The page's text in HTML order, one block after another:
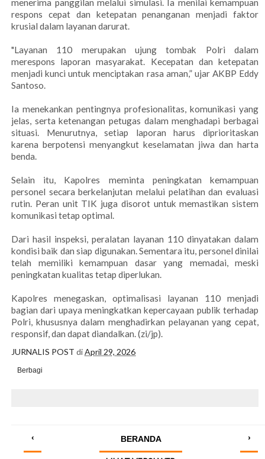
menerima panggilan melalui simulasi. Ia menilai kemampuan
respons cepat dan ketepatan penanganan menjadi faktor
krusial dalam layanan darurat.
"Layanan 110 merupakan ujung tombak Polri dalam
merespons laporan masyarakat. Kecepatan dan ketepatan
menjadi kunci untuk menciptakan rasa aman,” ujar AKBP Eddy
Santoso.
Ia menekankan pentingnya profesionalitas, komunikasi yang
jelas, serta ketenangan petugas dalam menghadapi berbagai
situasi. Menurutnya, setiap laporan harus diprioritaskan
karena berpotensi menyangkut keselamatan jiwa dan harta
benda.
Selain itu, Kapolres meminta peningkatan kemampuan
personel secara berkelanjutan melalui pelatihan dan evaluasi
rutin. Peran unit TIK juga disorot untuk memastikan sistem
komunikasi tetap optimal.
Dari hasil inspeksi, peralatan layanan 110 dinyatakan dalam
kondisi baik dan siap digunakan. Sementara itu, personel dinilai
telah memiliki kemampuan dasar yang memadai, meski
peningkatan kualitas tetap diperlukan.
Kapolres menegaskan, optimalisasi layanan 110 menjadi
bagian dari upaya meningkatkan kepercayaan publik terhadap
Polri, khususnya dalam menghadirkan pelayanan yang cepat,
responsif, dan dapat diandalkan. (zi/jp).
JURNALIS POST diApril 29, 2026
Berbagi
‹ ›
BERANDA